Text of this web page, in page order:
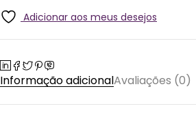
Adicionar aos meus desejos
Informação adicionalAvaliações (0)